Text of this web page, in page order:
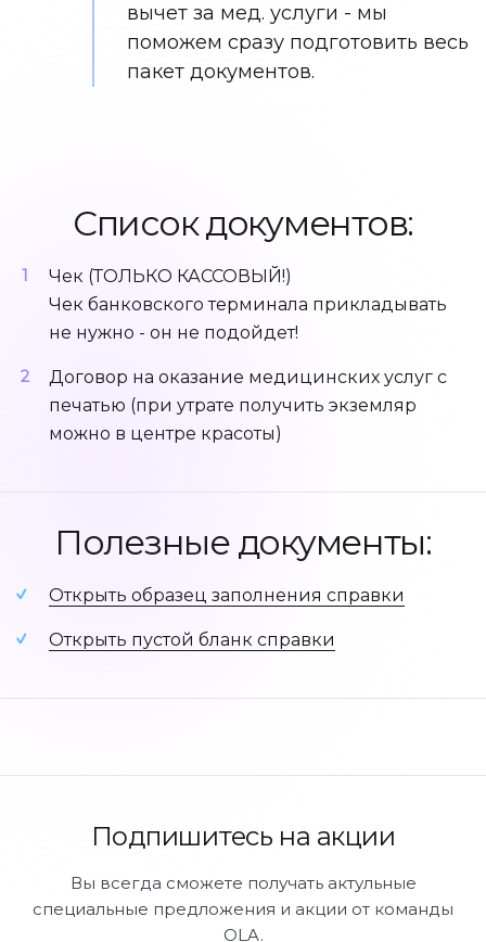
Остальные услуги
Записаться
Позвонить +7 (812) 710 00 10
Онлайн подбор косметологических процедур
Мы в соц сетях
вычет за мед. услуги - мы
поможем сразу подготовить весь
пакет документов.
Список документов:
Чек (ТОЛЬКО КАССОВЫЙ!)
Чек банковского терминала прикладывать
не нужно - он не подойдет!
Договор на оказание медицинских услуг с
печатью (при утрате получить экземляр
можно в центре красоты)
Полезные документы:
Открыть образец заполнения справки
Открыть пустой бланк справки
Подпишитесь на акции
Вы всегда сможете получать актульные
специальные предложения и акции от команды
OLA.